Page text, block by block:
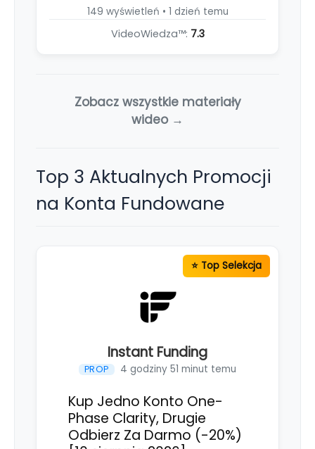
149 wyświetleń • 1 dzień temu
VideoWiedza™: 7.3
Zobacz wszystkie materiały
wideo →
Top 3 Aktualnych Promocji
na Konta Fundowane
Instant Funding
PROP 4 godziny 51 minut temu
Kup Jedno Konto One-
Phase Clarity, Drugie
Odbierz Za Darmo (-20%)